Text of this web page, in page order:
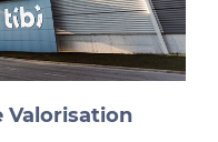
Valorisation